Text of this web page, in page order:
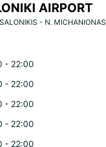
AIRPORT
- N.
- 22:00
- 22:00
- 22:00
- 22:00
- 22:00